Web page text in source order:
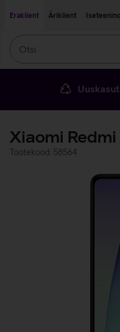
Eraklient
Äriklient
Xiaomi Redmi
Tootekood: 58564